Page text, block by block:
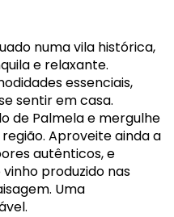
numa vila histórica,
e relaxante.
essenciais,
sentir em casa.
de Palmela e mergulhe
Aproveite ainda a
autênticos, e
produzido nas
Uma